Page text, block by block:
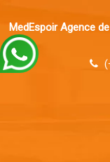
MedEspoir Agence